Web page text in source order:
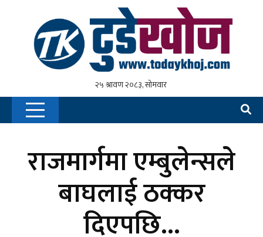
राजमार्गमा एम्बुलेन्सले
बाघलाई ठक्कर
दिएपछि…